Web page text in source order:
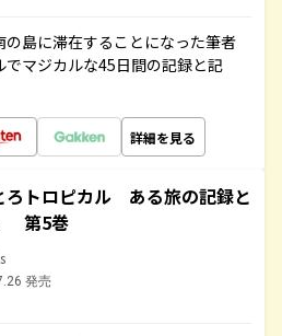
島に滞在することになった筆者
マジカルな45日間の記録と記
詳細を見る
ろトロピカル ある旅の記録と
第5巻
発売